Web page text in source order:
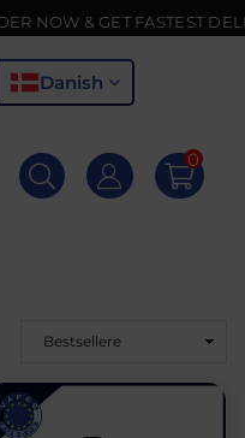
NOW & GET FASTEST
Danish
0